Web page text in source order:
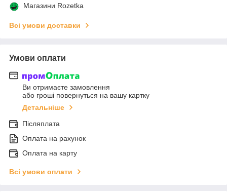
Магазини Rozetka
Всі умови доставки
Умови оплати
Ви отримаєте замовлення
або гроші повернуться на вашу картку
Детальніше
Післяплата
Оплата на рахунок
Оплата на карту
Всі умови оплати